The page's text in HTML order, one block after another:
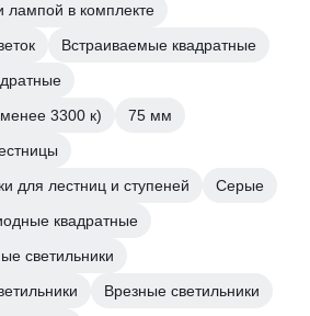
лампой в комплекте
Встраиваемые квадратные
3300 к)
75 мм
для лестниц и ступеней
Серые
квадратные
светильники
Врезные светильники